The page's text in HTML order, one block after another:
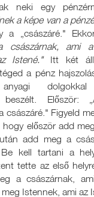
neki egy
a képe van a
a „császáré."
császárnak, ami
Istené." Itt két
a pénz
dolgokkal
beszélt.
császáré." Figyeld
először add
add meg a
kell tartani a
tette az első
a császárnak,
Istennek, ami az